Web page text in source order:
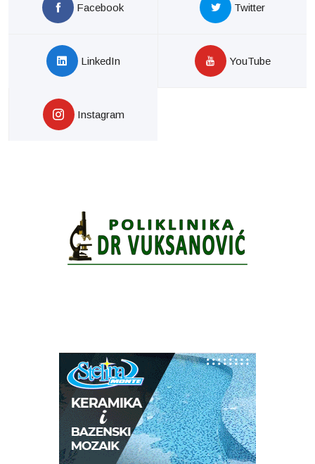
Facebook Twitter
LinkedIn YouTube
Instagram